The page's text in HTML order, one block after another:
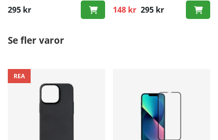
295 kr 148 kr 295 kr
Ordinarie pris:
Se fler varor
REA